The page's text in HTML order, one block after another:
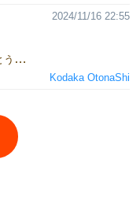
本日、B50のKodaka OtonaShiブースにご来訪くださった皆様、ありがとうございました！当ブースでは、Xの投稿のいいね＆リポストしていただくことで参加できるスピードくじキャンペーンを行っておりましたが、なんと、本日当たりが（からくじなしで必ず500円OFF券は当たるのですが…）一つも出ませんでした； そこで、本日の当たりくじは残した状態で、翌日分の当たりくじも投入し、当選確率2倍の状態で11/17（日）も当スピードくじを実施させていただきます！くじへの挑戦だけでも構いませんので、是非Ｂ50ブースまで足をお運びください！ ↓対象のＸポストはこちらです↓https://x.com/KodakaOtonaShi/status/1857259988546400737 当ブースではマトリクス図を使った紙ペンクイズ「センシンク」など、他と一味違ったパーティーゲームを取り揃えてお待ちしております！
2024/11/16 22:55
Kodaka OtonaShi